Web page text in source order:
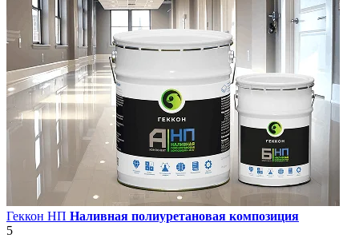
Геккон НП Наливная полиуретановая композиция
5